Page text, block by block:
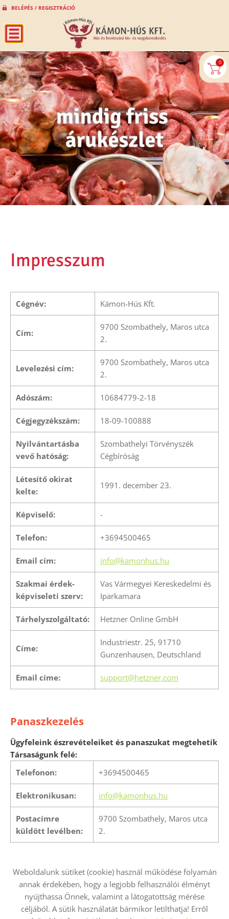
BELÉPÉS / REGISZTRÁCIÓ
0
Impresszum
Cégnév: Kámon-Hús Kft.
Cím:
9700 Szombathely, Maros utca
2.
Levelezési cím:
9700 Szombathely, Maros utca
2.
Adószám: 10684779-2-18
Cégjegyzékszám: 18-09-100888
Nyilvántartásba
vevő hatóság:
Szombathelyi Törvényszék
Cégbíróság
Létesítő okirat
kelte:
1991. december 23.
Képviselő: -
Telefon: +3694500465
Email cím: info@kamonhus.hu
Szakmai érdek-
képviseleti szerv:
Vas Vármegyei Kereskedelmi és
Iparkamara
Tárhelyszolgáltató: Hetzner Online GmbH
Címe:
Industriestr. 25, 91710
Gunzenhausen, Deutschland
Email címe: support@hetzner.com
Panaszkezelés
Ügyfeleink észrevételeiket és panaszukat megtehetik
Társaságunk felé:
Telefonon:
+3694500465
Elektronikusan: info@kamonhus.hu
Postacímre
küldött levélben:
9700 Szombathely, Maros utca
2.
Oldal információk Adatkezelési tájékoztató ÁSZF
Weboldalunk sütiket (cookie) használ működése folyamán
annak érdekében, hogy a legjobb felhasználói élményt
nyújthassa Önnek, valamint a látogatottság mérése
céljából. A sütik használatát bármikor letilthatja! Erről